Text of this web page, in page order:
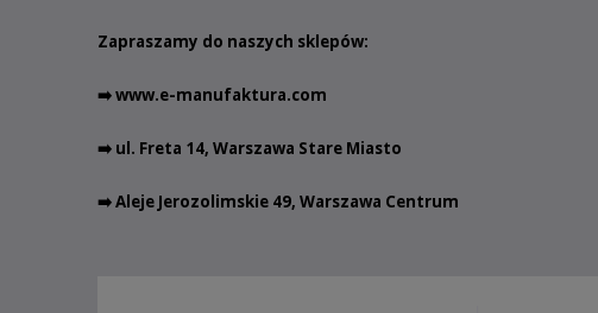
Zapraszamy do naszych sklepów:
➡️www.e-manufaktura.com
➡️ ul. Freta 14, Warszawa Stare Miasto
➡️ Aleje Jerozolimskie 49, Warszawa Centrum